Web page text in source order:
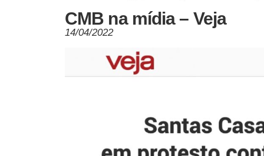
CMB na mídia – Veja
14/04/2022